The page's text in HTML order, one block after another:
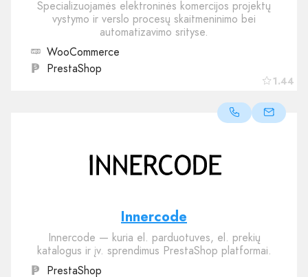
1.44
Specializuojamės elektroninės komercijos projektų
vystymo ir verslo procesų skaitmeninimo bei
automatizavimo srityse.
WooCommerce
PrestaShop
Innercode
Innercode — kuria el. parduotuves, el. prekių
katalogus ir įv. sprendimus PrestaShop platformai.
PrestaShop